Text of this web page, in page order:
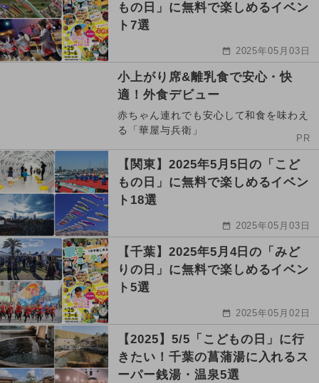
もの日」に無料で楽しめるイベン
ト7選
2025年05月03日
小上がり席&離乳食で安心・快
適！外食デビュー
赤ちゃん連れでも安心して和食を味わえ
る「華屋与兵衛」
PR
【関東】2025年5月5日の「こど
もの日」に無料で楽しめるイベン
ト18選
2025年05月03日
【千葉】2025年5月4日の「みど
りの日」に無料で楽しめるイベン
ト5選
2025年05月02日
【2025】5/5「こどもの日」に行
きたい！千葉の菖蒲湯に入れるス
ーパー銭湯・温泉5選